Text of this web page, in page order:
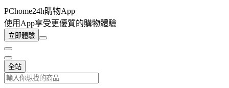
PChome24h購物App
使用App享受更優質的購物體驗
立即體驗
全站